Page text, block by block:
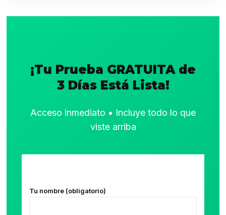
¡Tu Prueba GRATUITA de
3 Días Está Lista!
Acceso inmediato • Incluye todo lo que
viste arriba
Tu nombre (obligatorio)